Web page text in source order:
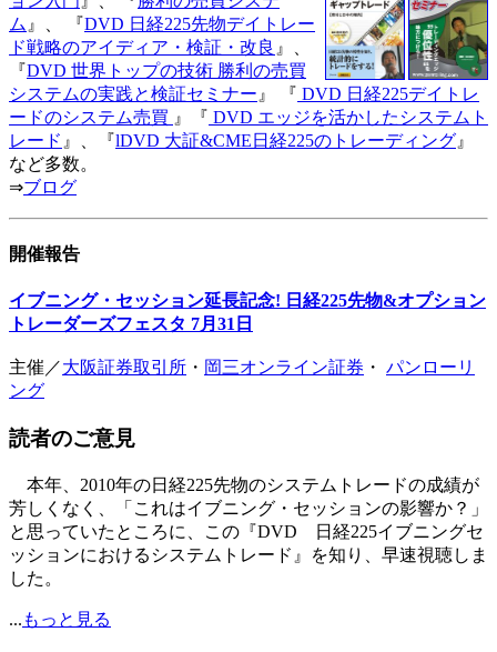
ム 』、 『DVD 日経225先物デイトレー
ド戦略のアイディア・検証・改良 』、
『DVD 世界トップの技術 勝利の売買
システムの実践と検証セミナー 』 『 DVD 日経225デイトレ
ードのシステム売買 』『 DVD エッジを活かしたシステムト
レード 』、『lDVD 大証&CME日経225のトレーディング 』
など多数。
⇒ブログ
開催報告
イブニング・セッション延長記念! 日経225先物&オプション
トレーダーズフェスタ 7月31日
主催／大阪証券取引所 ・ 岡三オンライン証券 ・ パンローリ
ング
読者のご意見
本年、2010年の日経225先物のシステムトレードの成績が
芳しくなく、「これはイブニング・セッションの影響か？」
と思っていたところに、この『DVD 日経225イブニングセ
ッションにおけるシステムトレード』を知り、早速視聴しま
した。
... もっと見る